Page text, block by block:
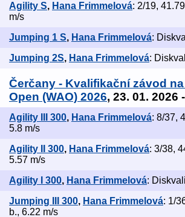
Agility S, Hana Frimmelová: 2/19,
m/s
Jumping 1 S, Hana Frimmelová:
Jumping 2S, Hana Frimmelová:
Čerčany - Kvalifikační závod
Open (WAO) 2026, 23. 01. 2026
Agility III 300, Hana Frimmelová: 8/37,
5.8 m/s
Agility II 300, Hana Frimmelová: 3/38,
5.57 m/s
Agility I 300, Hana Frimmelová:
Jumping III 300, Hana Frimmelová: 1/
b., 6.22 m/s